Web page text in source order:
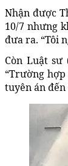
Nhận được
10/7 nhưng
đưa ra. “Tôi
Còn Luật
“Trường
tuyên án